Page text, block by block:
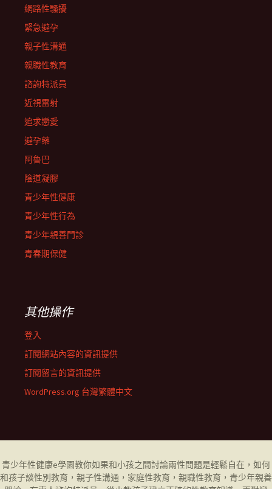
網路性騷擾
緊急避孕
親子性溝通
親職性教育
諮詢特派員
近視雷射
追求戀愛
避孕藥
阿魯巴
陰道凝膠
青少年性健康
青少年性行為
青少年親善門診
青春期保健
其他操作
登入
訂閱網站內容的資訊提供
訂閱留言的資訊提供
WordPress.org 台灣繁體中文
青少年性健康e學園教你如果和小孩之間討論兩性問題是輕鬆自在，如何
和孩子談性別教育， 親子性溝通 ， 家庭性教育 ， 親職性教育 ， 青少年親善